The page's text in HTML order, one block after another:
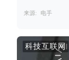
来源: 电手
科技互联网